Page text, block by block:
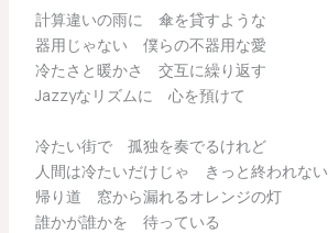
計算違いの雨に 傘を貸すような
器用じゃない 僕らの不器用な愛
冷たさと暖かさ 交互に繰り返す
Jazzyなリズムに 心を預けて
冷たい街で 孤独を奏でるけれど
人間は冷たいだけじゃ きっと終われない
帰り道 窓から漏れるオレンジの灯
誰かが誰かを 待っている